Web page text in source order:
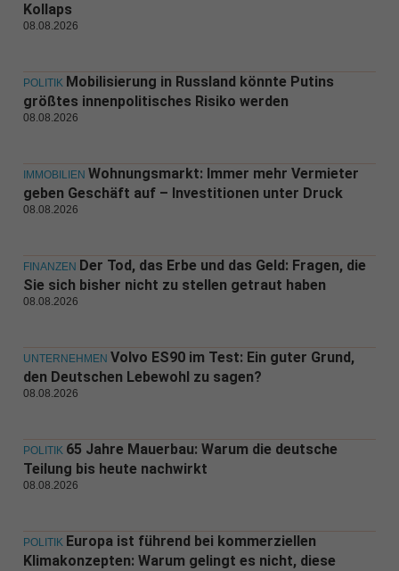
Kollaps
08.08.2026
POLITIK Mobilisierung in Russland könnte Putins
größtes innenpolitisches Risiko werden
08.08.2026
IMMOBILIEN Wohnungsmarkt: Immer mehr Vermieter
geben Geschäft auf – Investitionen unter Druck
08.08.2026
FINANZEN Der Tod, das Erbe und das Geld: Fragen, die
Sie sich bisher nicht zu stellen getraut haben
08.08.2026
UNTERNEHMEN Volvo ES90 im Test: Ein guter Grund,
den Deutschen Lebewohl zu sagen?
08.08.2026
POLITIK 65 Jahre Mauerbau: Warum die deutsche
Teilung bis heute nachwirkt
08.08.2026
POLITIK Europa ist führend bei kommerziellen
Klimakonzepten: Warum gelingt es nicht, diese